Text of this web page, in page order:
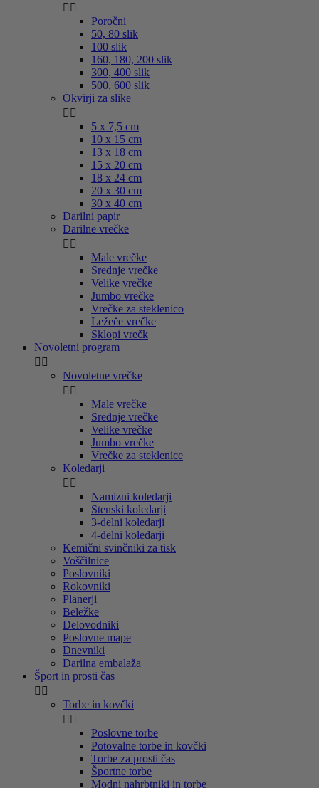
 
Poročni
50, 80 slik
100 slik
160, 180, 200 slik
300, 400 slik
500, 600 slik
Okvirji za slike
 
5 x 7,5 cm
10 x 15 cm
13 x 18 cm
15 x 20 cm
18 x 24 cm
20 x 30 cm
30 x 40 cm
Darilni papir
Darilne vrečke
 
Male vrečke
Srednje vrečke
Velike vrečke
Jumbo vrečke
Vrečke za steklenico
Ležeče vrečke
Sklopi vrečk
Novoletni program
 
Novoletne vrečke
 
Male vrečke
Srednje vrečke
Velike vrečke
Jumbo vrečke
Vrečke za steklenice
Koledarji
 
Namizni koledarji
Stenski koledarji
3-delni koledarji
4-delni koledarji
Kemični svinčniki za tisk
Voščilnice
Poslovniki
Rokovniki
Planerji
Beležke
Delovodniki
Poslovne mape
Dnevniki
Darilna embalaža
Šport in prosti čas
 
Torbe in kovčki
 
Poslovne torbe
Potovalne torbe in kovčki
Torbe za prosti čas
Športne torbe
Modni nahrbtniki in torbe